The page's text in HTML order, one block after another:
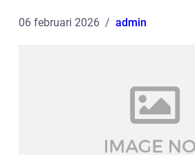
06 februari 2026 admin